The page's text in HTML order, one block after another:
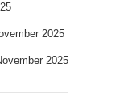
2025
2025